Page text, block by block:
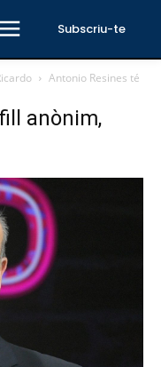
Subscriu-te
Antonio Resines té
anònim,